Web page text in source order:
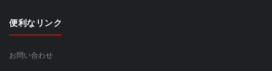
便利なリンク
お問い合わせ